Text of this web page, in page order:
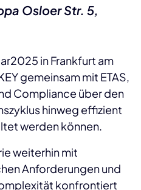
Osloer Str. 5,
in Frankfurt am
gemeinsam mit ETAS,
Compliance über den
hinweg effizient
werden können.
weiterhin mit
Anforderungen und
konfrontiert